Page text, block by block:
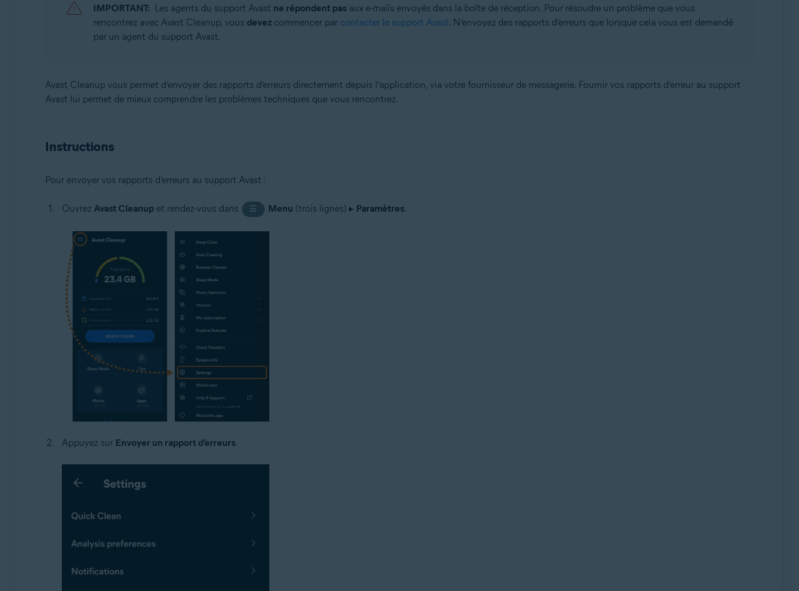
Systèmes d'exploitation:
Google Android 9.0 (Pie, API 28) ou version ultérieure
IMPORTANT: Les agents du support Avast ne répondent pasaux e-mails envoyés dans la boîte de réception. Pour résoudre un problème que vous
rencontrez avec Avast Cleanup, vous devezcommencer par contacter le support Avast. N’envoyez des rapports d’erreurs que lorsque cela vous est demandé
par un agent du support Avast.
Avast Cleanup vous permet d’envoyer des rapports d’erreurs directement depuis l’application, via votre fournisseur de messagerie. Fournir vos rapports d’erreur au support
Avast lui permet de mieux comprendre les problèmes techniques que vous rencontrez.
Instructions
Pour envoyer vos rapports d’erreurs au support Avast :
Ouvrez Avast Cleanupet rendez-vous dans ☰ Menu (trois lignes) ▸ Paramètres.
Appuyez sur Envoyer un rapport d’erreurs.